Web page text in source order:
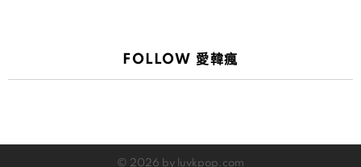
FOLLOW 愛韓瘋
© 2026 by luvkpop.com